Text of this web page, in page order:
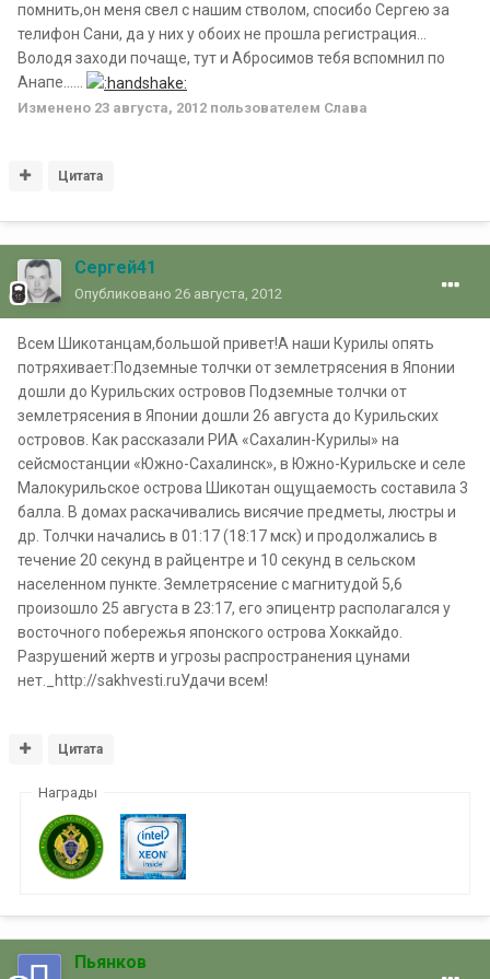
помнить,он меня свел с нашим стволом, спосибо Сергею за
телифон Сани, да у них у обоих не прошла регистрация...
Володя заходи почаще, тут и Абросимов тебя вспомнил по
Анапе......
Изменено 23 августа, 2012 пользователем Славa
Цитата
Сергей41
Опубликовано 26 августа, 2012
Всем Шикотанцам,большой привет!А наши Курилы опять
потряхивает:Подземные толчки от землетрясения в Японии
дошли до Курильских островов Подземные толчки от
землетрясения в Японии дошли 26 августа до Курильских
островов. Как рассказали РИА «Сахалин-Курилы» на
сейсмостанции «Южно-Сахалинск», в Южно-Курильске и селе
Малокурильское острова Шикотан ощущаемость составила 3
балла. В домах раскачивались висячие предметы, люстры и
др. Толчки начались в 01:17 (18:17 мск) и продолжались в
течение 20 секунд в райцентре и 10 секунд в сельском
населенном пункте. Землетрясение с магнитудой 5,6
произошло 25 августа в 23:17, его эпицентр располагался у
восточного побережья японского острова Хоккайдо.
Разрушений жертв и угрозы распространения цунами
нет._http://sakhvesti.ruУдачи всем!
Цитата
Награды
Пьянков